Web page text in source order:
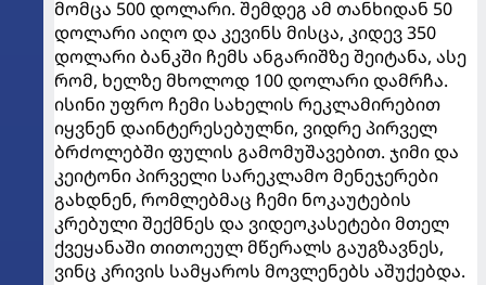
მომცა 500 დოლარი. შემდეგ ამ თანხიდან 50
დოლარი აიღო და კევინს მისცა, კიდევ 350
დოლარი ბანკში ჩემს ანგარიშზე შეიტანა, ასე
რომ, ხელზე მხოლოდ 100 დოლარი დამრჩა.
ისინი უფრო ჩემი სახელის რეკლამირებით
იყვნენ დაინტერესებულნი, ვიდრე პირველ
ბრძოლებში ფულის გამომუშავებით. ჯიმი და
კეიტონი პირველი სარეკლამო მენეჯერები
გახდნენ, რომლებმაც ჩემი ნოკაუტების
კრებული შექმნეს და ვიდეოკასეტები მთელ
ქვეყანაში თითოეულ მწერალს გაუგზავნეს,
ვინც კრივის სამყაროს მოვლენებს აშუქებდა.